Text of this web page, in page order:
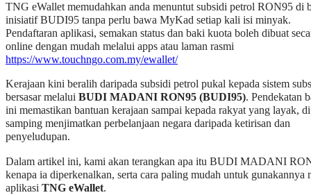
TNG eWallet memudahkan anda menuntut subsidi petrol RON95 di
inisiatif BUDI95 tanpa perlu bawa MyKad setiap kali isi minyak.
Pendaftaran aplikasi, semakan status dan baki kuota boleh dibuat
online dengan mudah melalui apps atau laman rasmi
https://www.touchngo.com.my/ewallet/
Kerajaan kini beralih daripada subsidi petrol pukal kepada sistem
bersasar melalui BUDI MADANI RON95 (BUDI95). Pendekatan
ini memastikan bantuan kerajaan sampai kepada rakyat yang layak, di
samping menjimatkan perbelanjaan negara daripada ketirisan dan
penyeludupan.
Dalam artikel ini, kami akan terangkan apa itu BUDI MADANI
kenapa ia diperkenalkan, serta cara paling mudah untuk gunakannya
aplikasi TNG eWallet.